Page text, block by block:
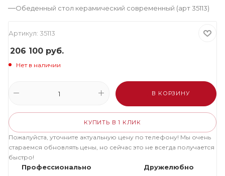
—Обеденный стол керамический современный (арт 35113)
Артикул: 35113
206 100 руб.
Нет в наличии
В КОРЗИНУ
КУПИТЬ В 1 КЛИК
Пожалуйста, уточните актуальную цену по телефону! Мы очень
стараемся обновлять цены, но сейчас это не всегда получается
быстро!
Профессионально
Дружелюбно